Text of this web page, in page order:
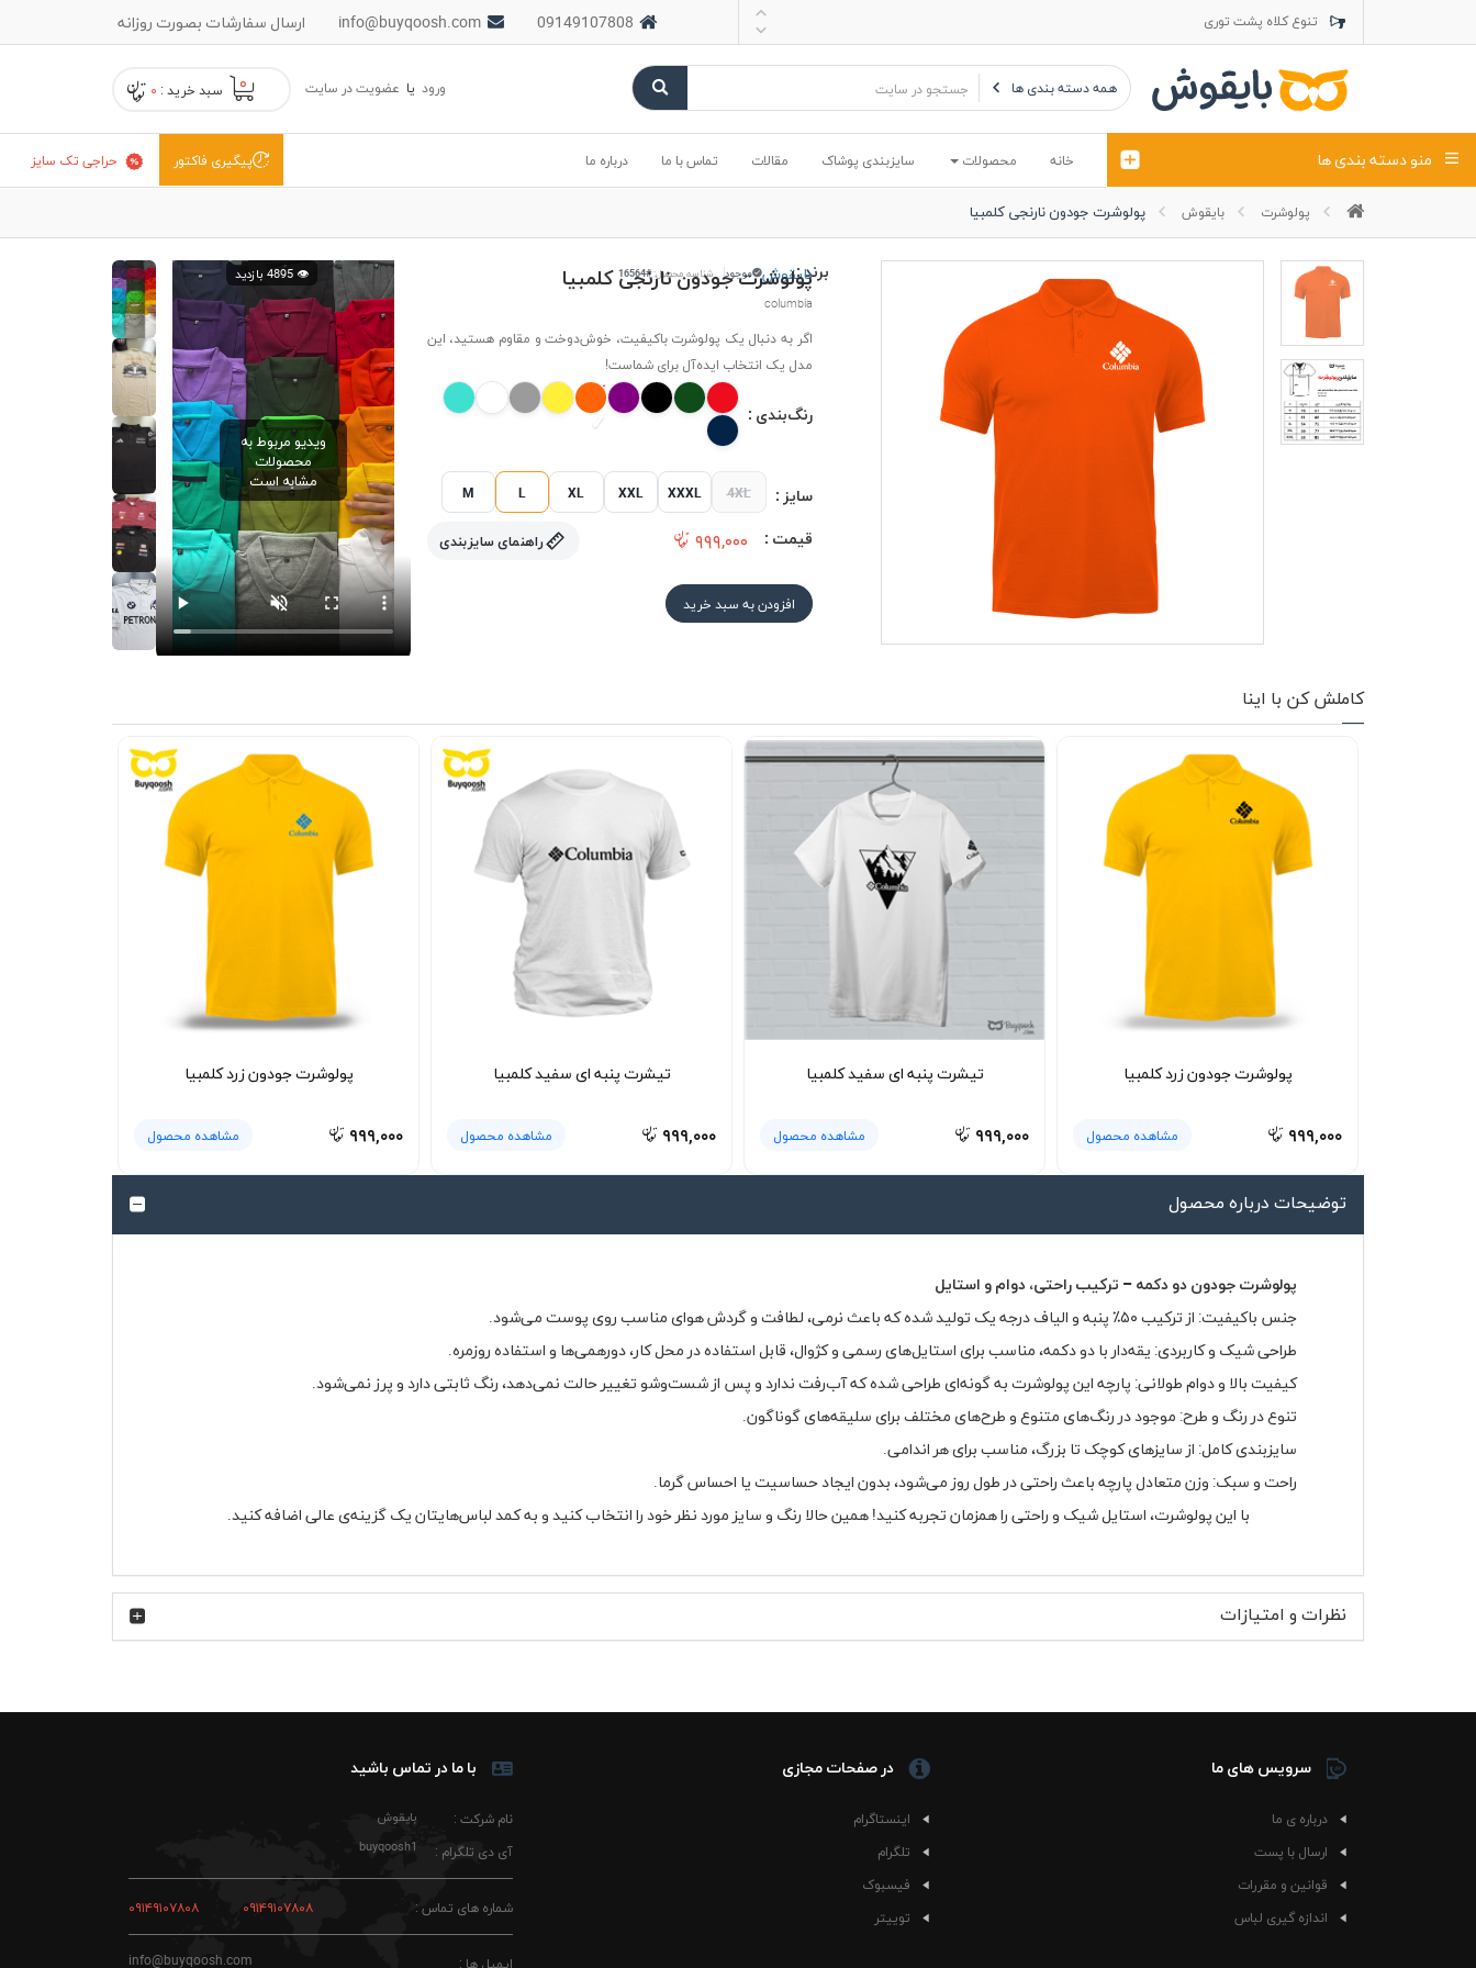
تنوع کلاه پشت توری
تنوع کلاه کتان
تنوع تراول ماک
ارسال سفارشات بصورت روزانه info@buyqoosh.com 09149107808
همه دسته بندی ها ۰ سبد خرید : ۰ ورود یا عضویت در سایت
حراجی تک سایز پیگیری فاکتور خانه محصولات سایزبندی پوشاک مقالات تماس با ما درباره ما منو دسته بندی ها
پولوشرت آستین بلند
گردنی کلاه شو
پولوشرت بایقوش پولوشرت جودون نارنجی کلمبیا
پولوشرت جودون نارنجی کلمبیا
columbia
برند :بایقوش موجود شناسه محصول:#16564
اگر به دنبال یک پولوشرت باکیفیت، خوش‌دوخت و مقاوم هستید، این
مدل یک انتخاب ایده‌آل برای شماست!
رنگ‌بندی :
سایز : M L XL XXL XXXL 4XL
قیمت : ۹۹۹,۰۰۰ راهنمای سایزبندی
افزودن به سبد خرید
👁️ 4895 بازدید
ویدیو مربوط به
محصولات
مشابه است
کاملش کن با اینا
پولوشرت جودون زرد کلمبیا
۹۹۹,۰۰۰ مشاهده محصول
تیشرت پنبه ای سفید کلمبیا
۹۹۹,۰۰۰ مشاهده محصول
تیشرت پنبه ای سفید کلمبیا
۹۹۹,۰۰۰ مشاهده محصول
پولوشرت جودون زرد کلمبیا
۹۹۹,۰۰۰ مشاهده محصول
توضیحات درباره محصول
پولوشرت جودون دو دکمه – ترکیب راحتی، دوام و استایل
جنس باکیفیت: از ترکیب ۵۰٪ پنبه و الیاف درجه یک تولید شده که باعث نرمی، لطافت و گردش هوای مناسب روی پوست می‌شود.
طراحی شیک و کاربردی: یقه‌دار با دو دکمه، مناسب برای استایل‌های رسمی و کژوال، قابل استفاده در محل کار، دورهمی‌ها و استفاده روزمره.
کیفیت بالا و دوام طولانی: پارچه این پولوشرت به گونه‌ای طراحی شده که آب‌رفت ندارد و پس از شست‌وشو تغییر حالت نمی‌دهد، رنگ ثابتی دارد و پرز نمی‌شود.
تنوع در رنگ و طرح: موجود در رنگ‌های متنوع و طرح‌های مختلف برای سلیقه‌های گوناگون.
سایزبندی کامل: از سایزهای کوچک تا بزرگ، مناسب برای هر اندامی.
راحت و سبک: وزن متعادل پارچه باعث راحتی در طول روز می‌شود، بدون ایجاد حساسیت یا احساس گرما.
با این پولوشرت، استایل شیک و راحتی را همزمان تجربه کنید! همین حالا رنگ و سایز مورد نظر خود را انتخاب کنید و به کمد لباس‌هایتان یک گزینه‌ی عالی اضافه کنید.
نظرات و امتیازات
سرویس های ما
درباره ی ما
ارسال با پست
قوانین و مقررات
اندازه گیری لباس
در صفحات مجازی
اینستاگرام
تلگرام
فیسبوک
توییتر
با ما در تماس باشید
نام شرکت :
آی دی تلگرام :
بایقوش
buyqoosh1
شماره های تماس : ۰۹۱۴۹۱۰۷۸۰۸ ۰۹۱۴۹۱۰۷۸۰۸
ایمیل ها : info@buyqoosh.com